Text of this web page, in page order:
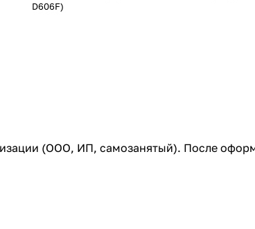
D606F)
(ООО, ИП, самозанятый). После